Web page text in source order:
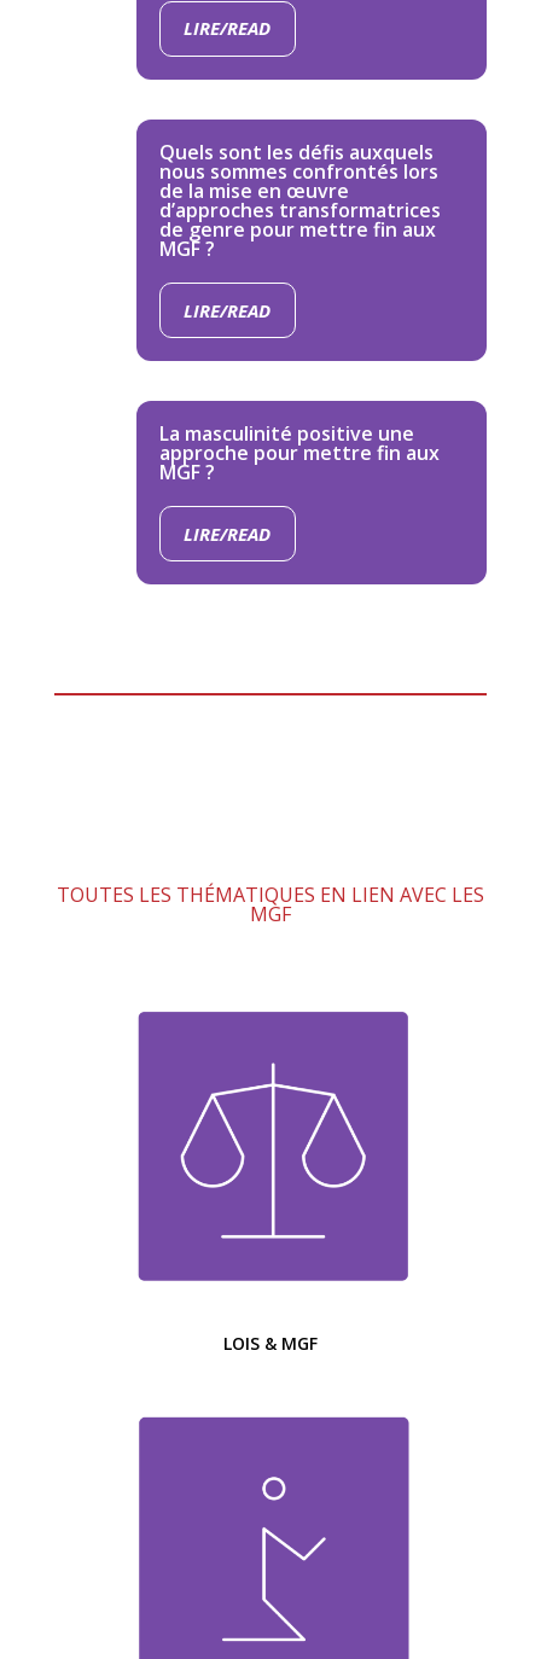
LIRE/READ
Quels sont les défis auxquels
nous sommes confrontés lors
de la mise en œuvre
d’approches transformatrices
de genre pour mettre fin aux
MGF ?
LIRE/READ
La masculinité positive une
approche pour mettre fin aux
MGF ?
LIRE/READ
TOUTES LES THÉMATIQUES EN LIEN AVEC LES
MGF
LOIS & MGF